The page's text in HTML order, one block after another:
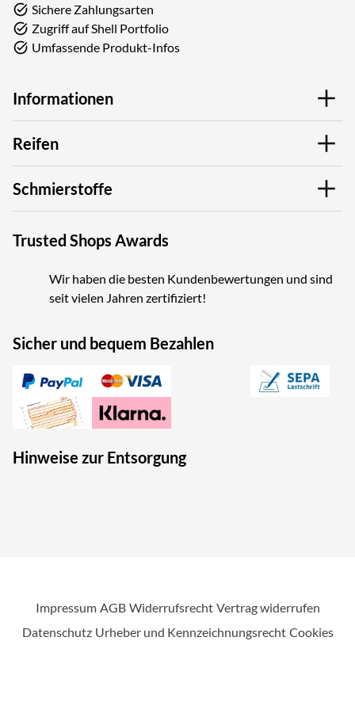
Sichere Zahlungsarten
Zugriff auf Shell Portfolio
Umfassende Produkt-Infos
Informationen
Reifen
Schmierstoffe
Trusted Shops Awards
Wir haben die besten Kundenbewertungen und sind
seit vielen Jahren zertifiziert!
Sicher und bequem Bezahlen
Hinweise zur Entsorgung
Impressum AGB Widerrufsrecht Vertrag widerrufen
Datenschutz Urheber und Kennzeichnungsrecht Cookies